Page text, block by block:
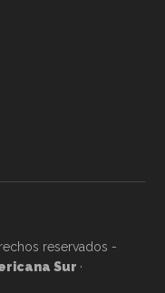
reservados -
Sur ·